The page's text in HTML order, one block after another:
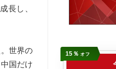
長し、
世界の
国だけ
15％ オフ